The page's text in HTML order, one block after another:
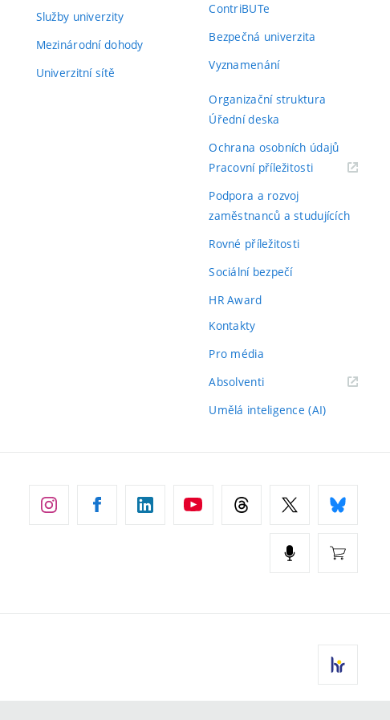
Služby univerzity
Mezinárodní dohody
Univerzitní sítě
ContriBUTe
Bezpečná univerzita
Vyznamenání
Organizační struktura
Úřední deska
Ochrana osobních údajů
Pracovní příležitosti(externí
Podpora a rozvoj
zaměstnanců a studujících
Rovné příležitosti
Sociální bezpečí
HR Award
Kontakty
Pro média
Absolventi(externí
Umělá inteligence (AI)